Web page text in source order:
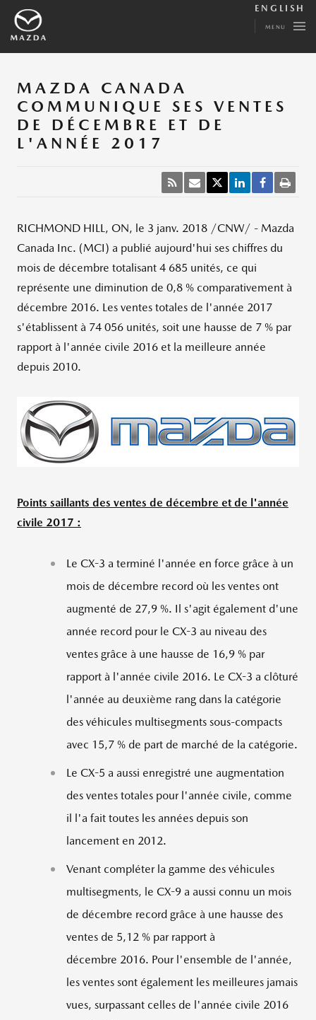
ENGLISH
MENU
MAZDA CANADA
COMMUNIQUE SES VENTES
DE DÉCEMBRE ET DE
L'ANNÉE 2017
RICHMOND HILL, ON, le 3 janv. 2018 /CNW/ - Mazda
Canada Inc. (MCI) a publié aujourd'hui ses chiffres du
mois de décembre totalisant 4 685 unités, ce qui
représente une diminution de 0,8 % comparativement à
décembre 2016. Les ventes totales de l'année 2017
s'établissent à 74 056 unités, soit une hausse de 7 % par
rapport à l'année civile 2016 et la meilleure année
depuis 2010.
Points saillants des ventes de décembre et de l'année
civile 2017 :
Le CX-3 a terminé l'année en force grâce à un
mois de décembre record où les ventes ont
augmenté de 27,9 %. Il s'agit également d'une
année record pour le CX-3 au niveau des
ventes grâce à une hausse de 16,9 % par
rapport à l'année civile 2016. Le CX-3 a clôturé
l'année au deuxième rang dans la catégorie
des véhicules multisegments sous-compacts
avec 15,7 % de part de marché de la catégorie.
Le CX-5 a aussi enregistré une augmentation
des ventes totales pour l'année civile, comme
il l'a fait toutes les années depuis son
lancement en 2012.
Venant compléter la gamme des véhicules
multisegments, le CX-9 a aussi connu un mois
de décembre record grâce à une hausse des
ventes de 5,12 % par rapport à
décembre 2016. Pour l'ensemble de l'année,
les ventes sont également les meilleures jamais
vues, surpassant celles de l'année civile 2016